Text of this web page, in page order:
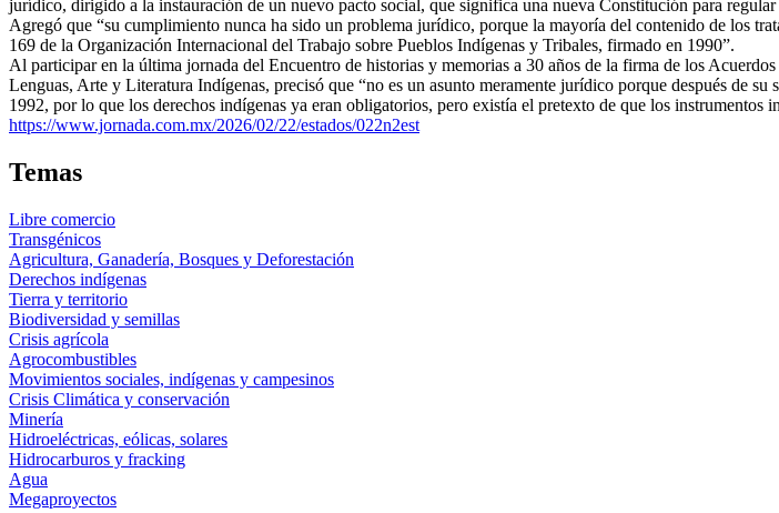
jurídico, dirigido a la instauración de un nuevo pacto social, que significa una nueva Constitución para
Agregó que “su cumplimiento nunca ha sido un problema jurídico, porque la mayoría del contenido de los
169 de la Organización Internacional del Trabajo sobre Pueblos Indígenas y Tribales, firmado en 1990”.
Al participar en la última jornada del Encuentro de historias y memorias a 30 años de la firma de los
Lenguas, Arte y Literatura Indígenas, precisó que “no es un asunto meramente jurídico porque después de
1992, por lo que los derechos indígenas ya eran obligatorios, pero existía el pretexto de que los instrumentos
https://www.jornada.com.mx/2026/02/22/estados/022n2est
Temas
Libre comercio
Transgénicos
Agricultura, Ganadería, Bosques y Deforestación
Derechos indígenas
Tierra y territorio
Biodiversidad y semillas
Crisis agrícola
Agrocombustibles
Movimientos sociales, indígenas y campesinos
Crisis Climática y conservación
Minería
Hidroeléctricas, eólicas, solares
Hidrocarburos y fracking
Agua
Megaproyectos